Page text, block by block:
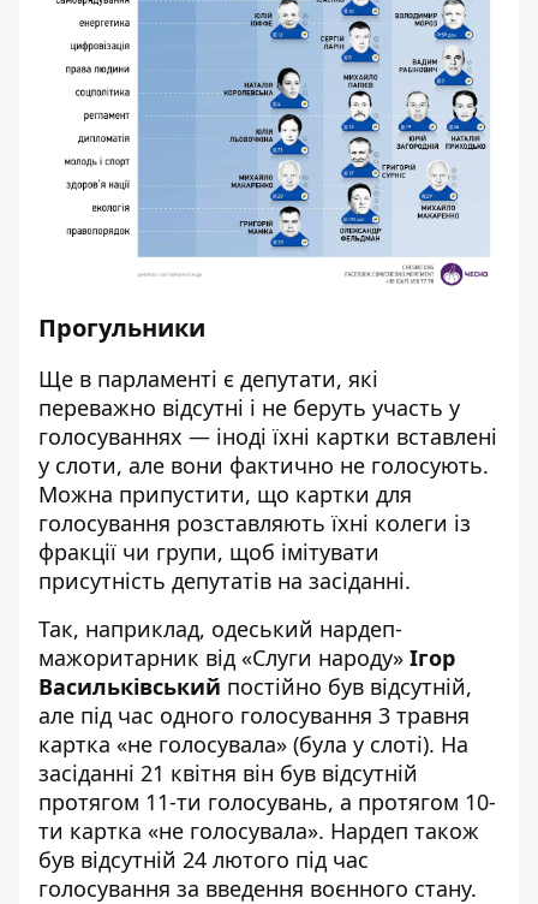
Прогульники
Ще в парламенті є депутати, які
переважно відсутні і не беруть участь у
голосуваннях — іноді їхні картки вставлені
у слоти, але вони фактично не голосують.
Можна припустити, що картки для
голосування розставляють їхні колеги із
фракції чи групи, щоб імітувати
присутність депутатів на засіданні.
Так, наприклад, одеський нардеп-
мажоритарник від «Слуги народу» Ігор
Васильківський постійно був відсутній,
але під час одного голосування 3 травня
картка «не голосувала» (була у слоті). На
засіданні 21 квітня він був відсутній
протягом 11-ти голосувань, а протягом 10-
ти картка «не голосувала». Нардеп також
був відсутній 24 лютого під час
голосування за введення воєнного стану.